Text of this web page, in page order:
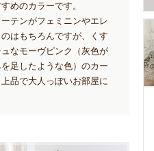
めのカラーです。
テンがフェミニンやエレ
はもちろんですが、くす
なモーヴピンク（灰色が
足したような色）のカー
品で大人っぽいお部屋に